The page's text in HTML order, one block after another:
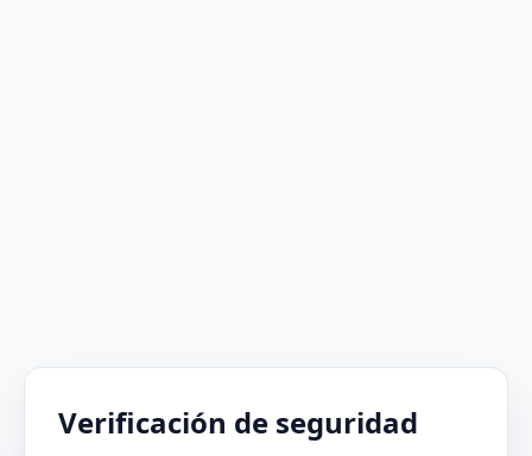
Verificación de seguridad